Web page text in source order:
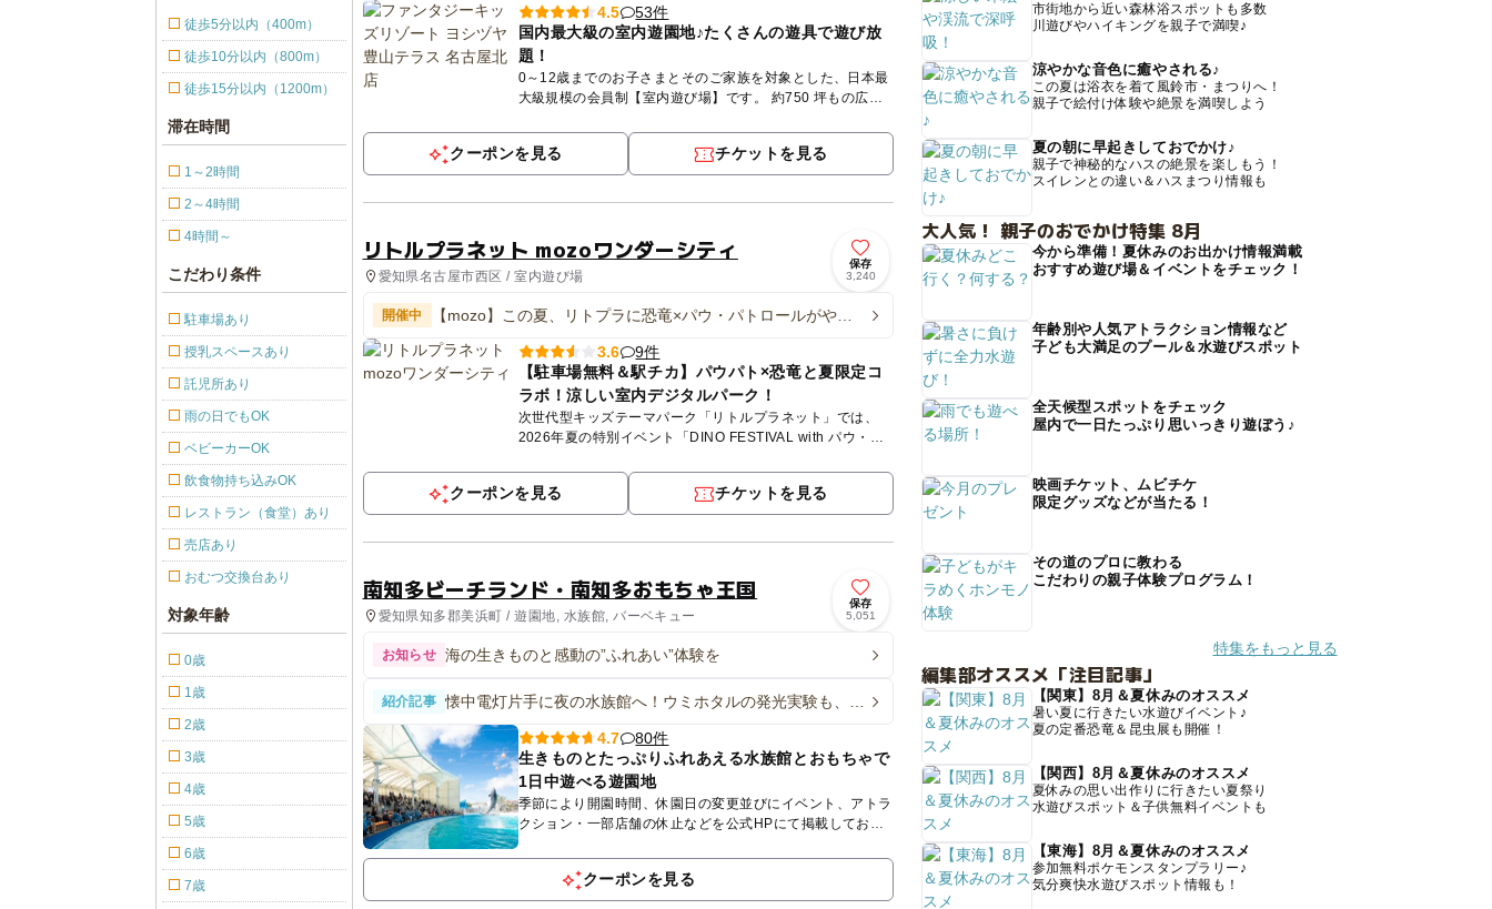
4.5
53件
国内最大級の室内遊園地♪たくさんの遊具で遊び放
題！
0～12歳までのお子さまとそのご家族を対象とした、日本最
大級規模の会員制【室内遊び場】です。 約750 坪もの広い
や、さ...
クーポンを見る チケットを見る
リトルプラネット mozoワンダーシティ
愛知県名古屋市西区 / 室内遊び場
保存
3,240
開催中
【mozo】この夏、リトプラに恐竜×パウ・パトロールがやっ
てくる!
3.6
9件
【駐車場無料＆駅チカ】パウパト×恐竜と夏限定コ
ラボ！涼しい室内デジタルパーク！
次世代型キッズテーマパーク「リトルプラネット」では、
2026年夏の特別イベント「DINO FESTIVAL with パウ・パ
クーポンを見る チケットを見る
南知多ビーチランド・南知多おもちゃ王国
愛知県知多郡美浜町 / 遊園地, 水族館, バーベキュー
保存
5,051
お知らせ 海の生きものと感動の”ふれあい”体験を
紹介記事
懐中電灯片手に夜の水族館へ！ウミホタルの発光実験も、南
4.7
80件
生きものとたっぷりふれあえる水族館とおもちゃで
1日中遊べる遊園地
季節により開園時間、休園日の変更並びにイベント、アトラ
クション・一部店舗の休止などを公式HPにて掲載しており
ます。 必ずご確認いただき、ご理解の上、ご来園ください
ますようお...
クーポンを見る
徒歩5分以内（400m）
徒歩10分以内（800m）
徒歩15分以内（1200m）
滞在時間
1～2時間
2～4時間
4時間～
こだわり条件
駐車場あり
授乳スペースあり
託児所あり
雨の日でもOK
ベビーカーOK
飲食物持ち込みOK
レストラン（食堂）あり
売店あり
おむつ交換台あり
対象年齢
0歳
1歳
2歳
3歳
4歳
5歳
6歳
7歳
市街地から近い森林浴スポットも多数
川遊びやハイキングを親子で満喫♪
涼やかな音色に癒やされる♪
この夏は浴衣を着て風鈴市・まつりへ！
親子で絵付け体験や絶景を満喫しよう
夏の朝に早起きしておでかけ♪
親子で神秘的なハスの絶景を楽しもう！
スイレンとの違い＆ハスまつり情報も
大人気！ 親子のおでかけ特集 8月
今から準備！夏休みのお出かけ情報満載
おすすめ遊び場＆イベントをチェック！
年齢別や人気アトラクション情報など
子ども大満足のプール＆水遊びスポット
全天候型スポットをチェック
屋内で一日たっぷり思いっきり遊ぼう♪
映画チケット、ムビチケ
限定グッズなどが当たる！
その道のプロに教わる
こだわりの親子体験プログラム！
特集をもっと見る
編集部オススメ「注目記事」
【関東】8月＆夏休みのオススメ
暑い夏に行きたい水遊びイベント♪
夏の定番恐竜＆昆虫展も開催！
【関西】8月＆夏休みのオススメ
夏休みの思い出作りに行きたい夏祭り
水遊びスポット＆子供無料イベントも
【東海】8月＆夏休みのオススメ
参加無料ポケモンスタンプラリー♪
気分爽快水遊びスポット情報も！